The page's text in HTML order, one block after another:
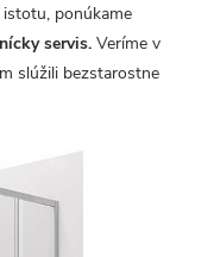
ponúkame
servis. Veríme v
slúžili bezstarostne